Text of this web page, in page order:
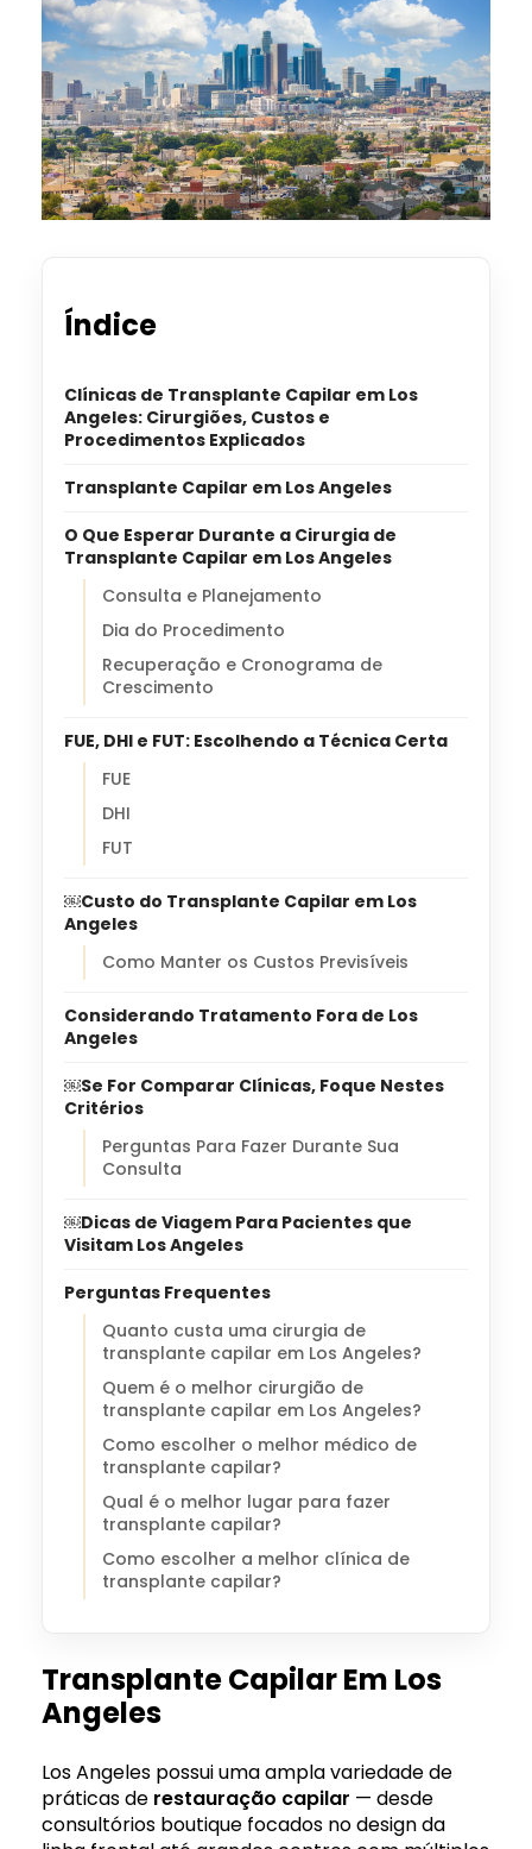
Índice
Clínicas de Transplante Capilar em Los
Angeles: Cirurgiões, Custos e
Procedimentos Explicados
Transplante Capilar em Los Angeles
O Que Esperar Durante a Cirurgia de
Transplante Capilar em Los Angeles
Consulta e Planejamento
Dia do Procedimento
Recuperação e Cronograma de
Crescimento
FUE, DHI e FUT: Escolhendo a Técnica Certa
FUE
DHI
FUT
￼Custo do Transplante Capilar em Los
Angeles
Como Manter os Custos Previsíveis
Considerando Tratamento Fora de Los
Angeles
￼Se For Comparar Clínicas, Foque Nestes
Critérios
Perguntas Para Fazer Durante Sua
Consulta
￼Dicas de Viagem Para Pacientes que
Visitam Los Angeles
Perguntas Frequentes
Quanto custa uma cirurgia de
transplante capilar em Los Angeles?
Quem é o melhor cirurgião de
transplante capilar em Los Angeles?
Como escolher o melhor médico de
transplante capilar?
Qual é o melhor lugar para fazer
transplante capilar?
Como escolher a melhor clínica de
transplante capilar?
Transplante Capilar Em Los
Angeles
Los Angeles possui uma ampla variedade de
práticas de restauração capilar — desde
consultórios boutique focados no design da